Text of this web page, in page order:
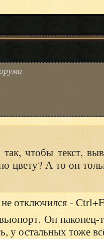
чтобы текст,
цвету? А то он
отключился -
Он наконец-
у остальных тоже